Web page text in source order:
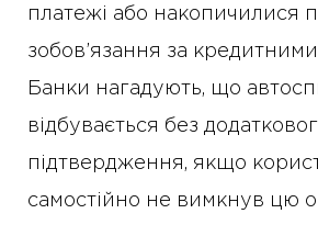
платежі або накопичилися
зобов’язання за
Банки нагадують, що
відбувається без
підтвердження, якщо
самостійно не вимкнув цю